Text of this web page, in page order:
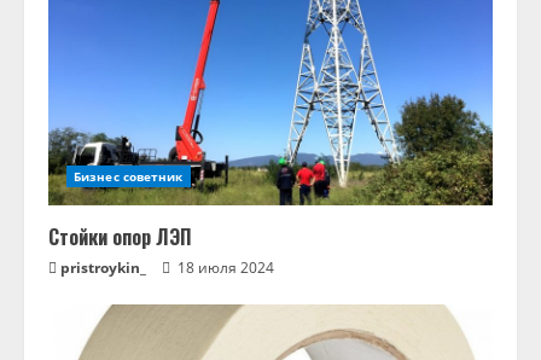
Бизнес советник
Стойки опор ЛЭП
pristroykin_ 18 июля 2024